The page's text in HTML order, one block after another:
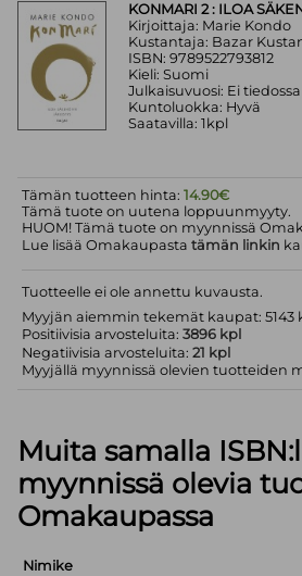
KONMARI 2 : ILOA
Kirjoittaja: Marie Kondo
Kustantaja: Bazar
ISBN: 9789522793812
Kieli: Suomi
Julkaisuvuosi: Ei tiedossa
Kuntoluokka: Hyvä
Saatavilla: 1kpl
Tämän tuotteen hinta:14.90€
Tämä tuote on uutena loppuunmyyty.
HUOM! Tämä tuote on myynnissä
Lue lisää Omakaupastatämän linkin
Tuotteelle ei ole annettu kuvausta.
Myyjän aiemmin tekemät kaupat: 5143
Positiivisia arvosteluita:3896 kpl
Negatiivisia arvosteluita:21 kpl
Myyjällä myynnissä olevien tuotteiden
Muita samalla
myynnissä olevia
Omakaupassa
Nimike